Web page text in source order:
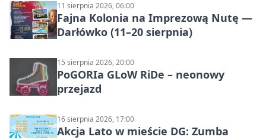
11 sierpnia 2026, 06:00
Fajna Kolonia na Imprezową Nutę —
Darłówko (11–20 sierpnia)
15 sierpnia 2026, 20:00
PoGORIa GLoW RiDe – neonowy
przejazd
16 sierpnia 2026, 17:00
Akcja Lato w mieście DG: Zumba